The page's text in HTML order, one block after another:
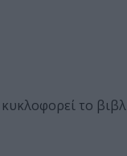
κυκλοφορεί το